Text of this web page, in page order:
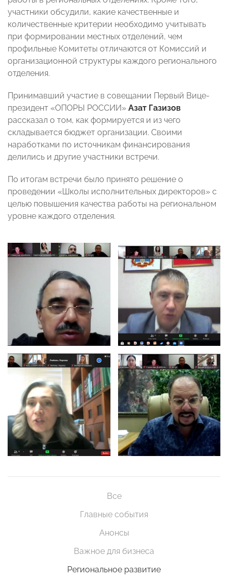
участники обсудили, какие качественные и
количественные критерии необходимо учитывать
при формировании местных отделений, чем
профильные Комитеты отличаются от Комиссий и
организационной структуры каждого регионального
отделения.
Принимавший участие в совещании Первый Вице-
президент «ОПОРЫ РОССИИ» Азат Газизов
рассказал о том, как формируется и из чего
складывается бюджет организации. Своими
наработками по источникам финансирования
делились и другие участники встречи.
По итогам встречи было принято решение о
проведении «Школы исполнительных директоров» с
целью повышения качества работы на региональном
уровне каждого отделения.
Все
Главные события
Анонсы
Важное для бизнеса
Региональное развитие